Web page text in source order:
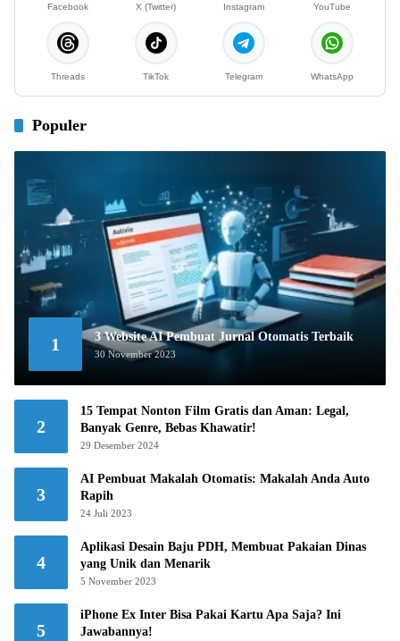
Facebook X (Twitter) Instagram YouTube
Threads TikTok Telegram WhatsApp
Populer
1 3 Website AI Pembuat Jurnal Otomatis Terbaik
30 November 2023
2
15 Tempat Nonton Film Gratis dan Aman: Legal,
Banyak Genre, Bebas Khawatir!
29 Desember 2024
3
AI Pembuat Makalah Otomatis: Makalah Anda Auto
Rapih
24 Juli 2023
4
Aplikasi Desain Baju PDH, Membuat Pakaian Dinas
yang Unik dan Menarik
5 November 2023
5
iPhone Ex Inter Bisa Pakai Kartu Apa Saja? Ini
Jawabannya!